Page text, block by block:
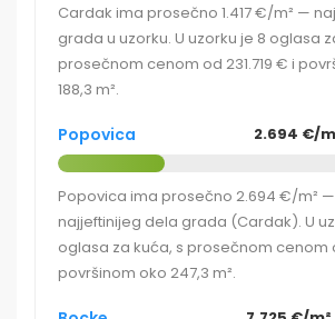
Cardak ima prosečno 1.417 €/m² —
grada u uzorku. U uzorku je 8 oglasa
prosečnom cenom od 231.719 € i
188,3 m².
Popovica 2.694 €/
Popovica ima prosečno 2.694 €/m² —
najjeftinijeg dela grada (Cardak). U
oglasa za kuća, s prosečnom cenom
površinom oko 247,3 m².